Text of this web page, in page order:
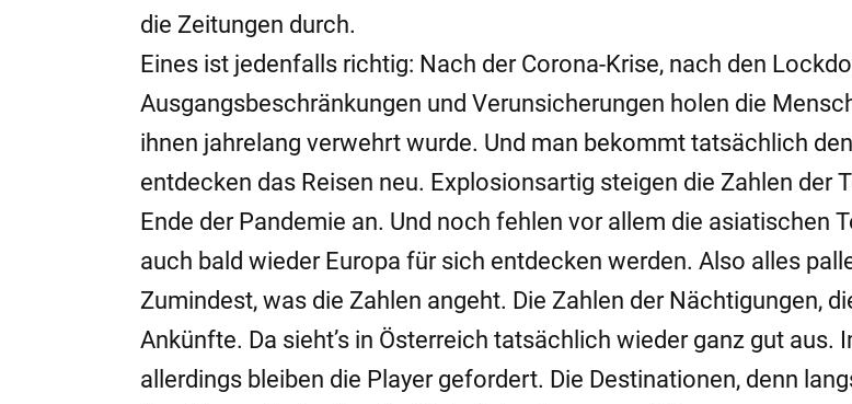
die Zeitungen durch.
Eines ist jedenfalls richtig: Nach der Corona-Krise, nach den
Ausgangsbeschränkungen und Verunsicherungen holen die
ihnen jahrelang verwehrt wurde. Und man bekommt tatsächlich
entdecken das Reisen neu. Explosionsartig steigen die Zahlen der
Ende der Pandemie an. Und noch fehlen vor allem die asiatischen
auch bald wieder Europa für sich entdecken werden. Also alles
Zumindest, was die Zahlen angeht. Die Zahlen der Nächtigungen,
Ankünfte. Da sieht’s in Österreich tatsächlich wieder ganz gut aus.
allerdings bleiben die Player gefordert. Die Destinationen, denn